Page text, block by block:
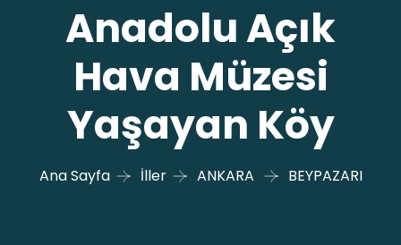
Anadolu Açık
Hava Müzesi
Yaşayan Köy
Ana Sayfa İller ANKARA BEYPAZARI